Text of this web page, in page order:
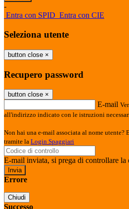
-
Entra con SPID Entra con CIE
Seleziona utente
button close ×
Recupero password
button close ×
E-mail
all'indirizzo indicato con le istruzioni
Non hai una e-mail associata al nome utente?
tramite la Login Spaggiari
E-mail inviata, si prega di controllare la
Errore
Chiudi
Successo